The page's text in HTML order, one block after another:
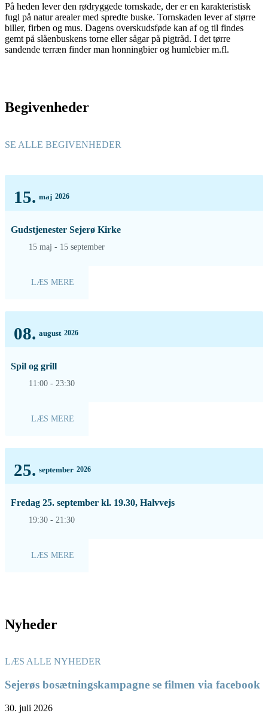
På heden lever den rødryggede tornskade, der er en karakteristisk
fugl på natur arealer med spredte buske. Tornskaden lever af større
biller, firben og mus. Dagens overskudsføde kan af og til findes
gemt på slåenbuskens torne eller sågar på pigtråd. I det tørre
sandende terræn finder man honningbier og humlebier m.fl.
Begivenheder
SE ALLE BEGIVENHEDER
15. maj 2026
Gudstjenester Sejerø Kirke
15 maj - 15 september
LÆS MERE
08. august 2026
Spil og grill
11:00 - 23:30
LÆS MERE
25. september 2026
Fredag 25. september kl. 19.30, Halvvejs
19:30 - 21:30
LÆS MERE
Nyheder
LÆS ALLE NYHEDER
Sejerøs bosætningskampagne se filmen via facebook
30. juli 2026